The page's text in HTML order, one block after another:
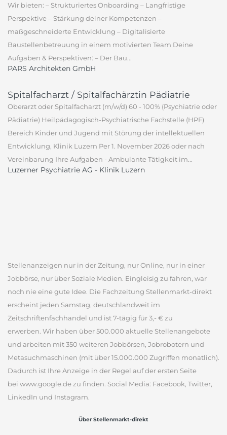
Wir bieten: – Strukturiertes Onboarding – Langfristige
Perspektive – Stärkung deiner Kompetenzen –
maßgeschneiderte Entwicklung – Digitalisierte
Baustellenbetreuung in einem motivierten Team Deine
Aufgaben & Perspektiven: – Der Bau...
PARS Architekten GmbH
Spitalfacharzt / Spitalfachärztin Pädiatrie
Oberarzt oder Spitalfacharzt (m/w/d) 60 - 100% (Psychiatrie oder
Pädiatrie) Heilpädagogisch-Psychiatrische Fachstelle (HPF)
Bereich Kinder und Jugend mit Störung der intellektuellen
Entwicklung, Klinik Luzern Per 1. November 2026 oder nach
Vereinbarung Ihre Aufgaben - Ambulante Tätigkeit im...
Luzerner Psychiatrie AG - Klinik Luzern
Stellenanzeigen nur in der Zeitung, nur Online, nur in einer
Jobbörse, nur über Soziale Medien. Eingleisig zu fahren, war
noch nie eine gute Idee. Die Fachzeitung Stellenmarkt-direkt
erscheint jeden Samstag, deutschlandweit im
Zeitschriftenfachhandel und ist 7-tägig für 3,- € zu
erwerben. Wir haben über 500.000 aktuelle Stellenangebote
und arbeiten mit 350 weiteren Jobbörsen, Jobrobotern und
Metasuchmaschinen (mit über 15.000.000 Zugriffen monatlich).
Dadurch ist Ihre Anzeige in der Regel auf der ersten Seite
bei www.google.de zu finden. Social Media: Facebook, Twitter,
LinkedIn und Instagram.
Über Stellenmarkt-direkt